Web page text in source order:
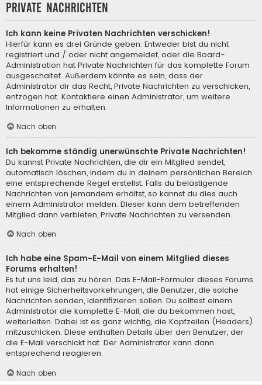
Private Nachrichten
Ich kann keine Privaten Nachrichten verschicken!
Hierfür kann es drei Gründe geben: Entweder bist du nicht
registriert und / oder nicht angemeldet, oder die Board-
Administration hat Private Nachrichten für das komplette Forum
ausgeschaltet. Außerdem könnte es sein, dass der
Administrator dir das Recht, Private Nachrichten zu verschicken,
entzogen hat. Kontaktiere einen Administrator, um weitere
Informationen zu erhalten.
Nach oben
Ich bekomme ständig unerwünschte Private Nachrichten!
Du kannst Private Nachrichten, die dir ein Mitglied sendet,
automatisch löschen, indem du in deinem persönlichen Bereich
eine entsprechende Regel erstellst. Falls du belästigende
Nachrichten von jemandem erhältst, so kannst du dies auch
einem Administrator melden. Dieser kann dem betreffenden
Mitglied dann verbieten, Private Nachrichten zu versenden.
Nach oben
Ich habe eine Spam-E-Mail von einem Mitglied dieses
Forums erhalten!
Es tut uns leid, das zu hören. Das E-Mail-Formular dieses Forums
hat einige Sicherheitsvorkehrungen, die Benutzer, die solche
Nachrichten senden, identifizieren sollen. Du solltest einem
Administrator die komplette E-Mail, die du bekommen hast,
weiterleiten. Dabei ist es ganz wichtig, die Kopfzeilen (Headers)
mitzuschicken. Diese enthalten Details über den Benutzer, der
die E-Mail verschickt hat. Der Administrator kann dann
entsprechend reagieren.
Nach oben